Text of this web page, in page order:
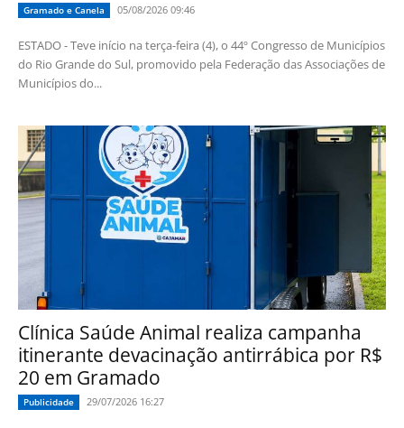
Gramado e Canela 05/08/2026 09:46
ESTADO - Teve início na terça-feira (4), o 44º Congresso de Municípios
do Rio Grande do Sul, promovido pela Federação das Associações de
Municípios do...
Clínica Saúde Animal realiza campanha
itinerante devacinação antirrábica por R$
20 em Gramado
Publicidade 29/07/2026 16:27